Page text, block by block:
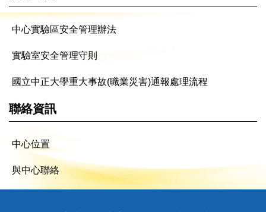
中心實驗區安全管理辦法
實驗室安全管理守則
國立中正大學重大事故(職業災害)通報處理流程
聯絡資訊
中心位置
與中心聯絡